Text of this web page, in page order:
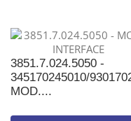
3851.7.024.5050 -
345170245010/
MOD....